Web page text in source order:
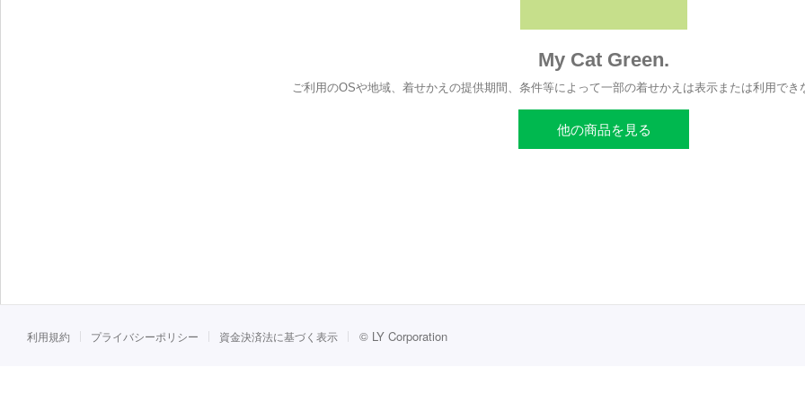
My Cat Green.
ご利用のOSや地域、着せかえの提供期間、条件等によって一部の着せかえは表示または利用でき
他の商品を見る
利用規約 プライバシーポリシー 資金決済法に基づく表示 © LY Corporation